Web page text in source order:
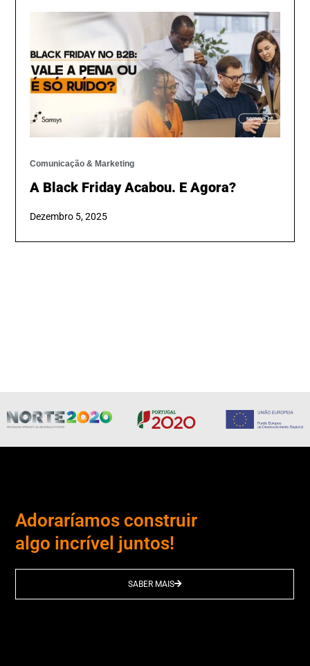
Comunicação & Marketing
A Black Friday Acabou. E Agora?
Dezembro 5, 2025
Adoraríamos construir
algo incrível juntos!
SABER MAIS